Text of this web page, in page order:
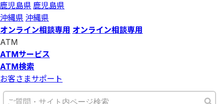
鹿児島県 鹿児島県
沖縄県 沖縄県
オンライン相談専用 オンライン相談専用
ATM
ATMサービス
ATM検索
お客さまサポート